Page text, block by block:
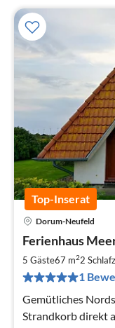
Top-Inserat
Dorum-Neufeld
Ferienhaus
5 Gäste67 m22
1
Gemütliches
Strandkorb direkt